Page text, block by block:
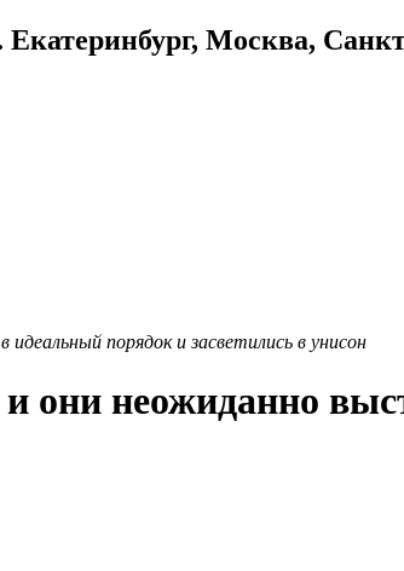
Москва,
порядок и засветились в унисон
они неожиданно